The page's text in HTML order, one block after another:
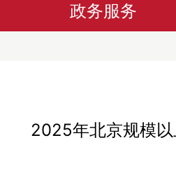
政务服务
2025年北京规模